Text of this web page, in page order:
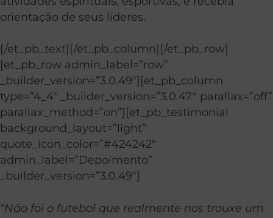
orientação de seus líderes.
[/et_pb_text][/et_pb_column][/et_pb_row]
[et_pb_row admin_label=”row”
_builder_version=”3.0.49″][et_pb_column
type=”4_4″ _builder_version=”3.0.47″ parallax=”off”
parallax_method=”on”][et_pb_testimonial
background_layout=”light”
quote_icon_color=”#424242″
admin_label=”Depoimento”
_builder_version=”3.0.49″]
“Não foi o futebol que realmente nos trouxe um